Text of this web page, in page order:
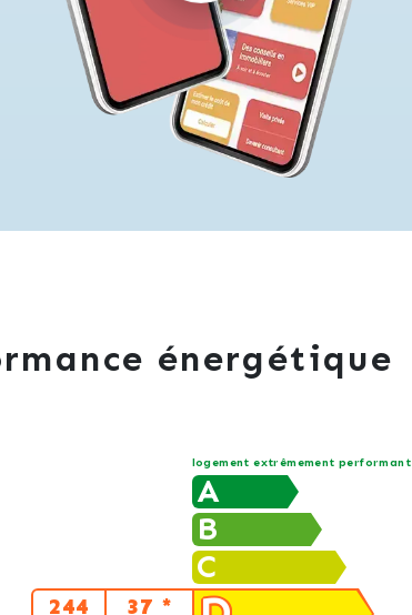
énergétique
logement extrêmement performant
A
B
C
244 37 *